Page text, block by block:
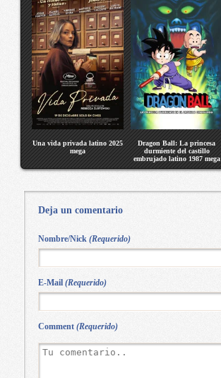
Una vida privada latino 2025
mega
Dragon Ball: La princesa
durmiente del castillo
embrujado latino 1987 mega
Deja un comentario
Comment (Requerido)
Nombre/Nick (Requerido)
E-Mail (Requerido)